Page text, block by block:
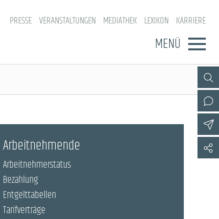
PRESSE VERANSTALTUNGEN MEDIATHEK LEXIKON KARRIERE
MENÜ
Arbeitnehmende
Arbeitnehmerstatus
Bezahlung
Entgelttabellen
Tarifverträge